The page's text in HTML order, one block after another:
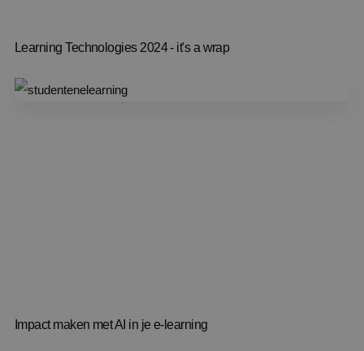
Learning Technologies 2024 - it's a wrap
Impact maken met AI in je e-learning